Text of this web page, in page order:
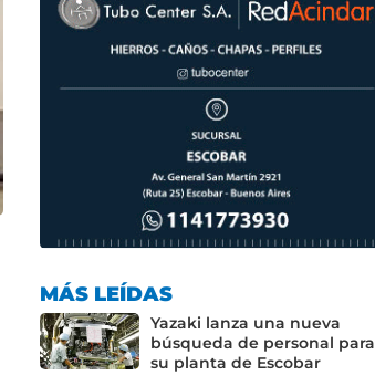
MÁS LEÍDAS
Yazaki lanza una nueva
búsqueda de personal para
su planta de Escobar